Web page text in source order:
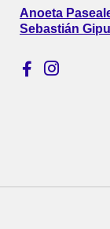
Anoeta
Sebastián